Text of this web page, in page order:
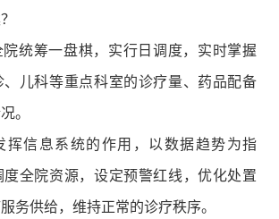
统筹一盘棋，实行日调度，实时掌握
、儿科等重点科室的诊疗量、药品配备
。
挥信息系统的作用，以数据趋势为指
度全院资源，设定预警红线，优化处置
务供给，维持正常的诊疗秩序。